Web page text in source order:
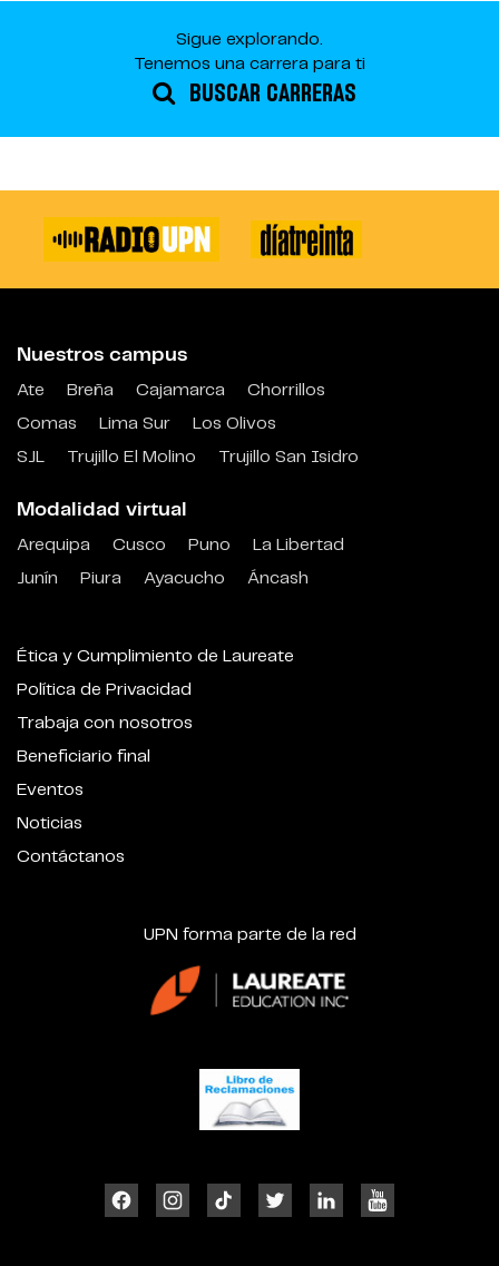
Sigue explorando.
Tenemos una carrera para ti
BUSCAR CARRERAS
Nuestros campus
Ate Breña Cajamarca
Chorrillos
Comas
Lima Sur
Los Olivos
SJL
Trujillo El Molino Trujillo San Isidro
Modalidad virtual
Arequipa Cusco Puno
La Libertad
Junín
Piura Ayacucho Áncash
Ética y Cumplimiento de Laureate
Política de Privacidad
Trabaja con nosotros
Beneficiario final
Eventos
Noticias
Contáctanos
UPN forma parte de la red